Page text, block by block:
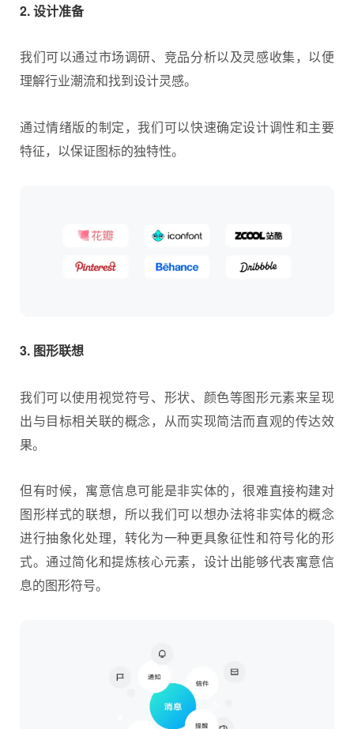
2. 设计准备
我们可以通过市场调研、竞品分析以及灵感收集，以便
理解行业潮流和找到设计灵感。
通过情绪版的制定，我们可以快速确定设计调性和主要
特征，以保证图标的独特性。
3. 图形联想
我们可以使用视觉符号、形状、颜色等图形元素来呈现
出与目标相关联的概念，从而实现简洁而直观的传达效
果。
但有时候，寓意信息可能是非实体的，很难直接构建对
图形样式的联想，所以我们可以想办法将非实体的概念
进行抽象化处理，转化为一种更具象征性和符号化的形
式。通过简化和提炼核心元素，设计出能够代表寓意信
息的图形符号。